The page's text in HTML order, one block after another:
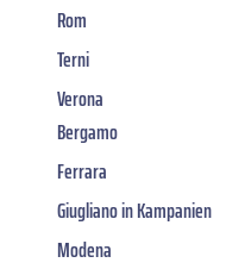
Rom
Terni
Verona
Bergamo
Ferrara
Giugliano in Kampanien
Modena